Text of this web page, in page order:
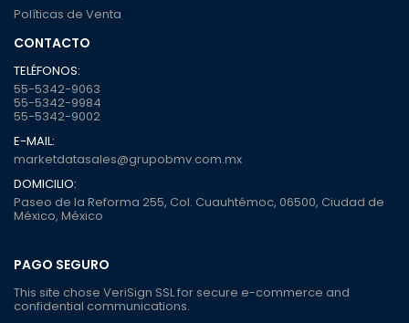
Políticas de Venta
CONTACTO
TELÉFONOS:
55-5342-9063
55-5342-9984
55-5342-9002
E-MAIL:
marketdatasales@grupobmv.com.mx
DOMICILIO:
Paseo de la Reforma 255, Col. Cuauhtémoc, 06500, Ciudad de
México, México
PAGO SEGURO
This site chose VeriSign SSL for secure e-commerce and
confidential communications.